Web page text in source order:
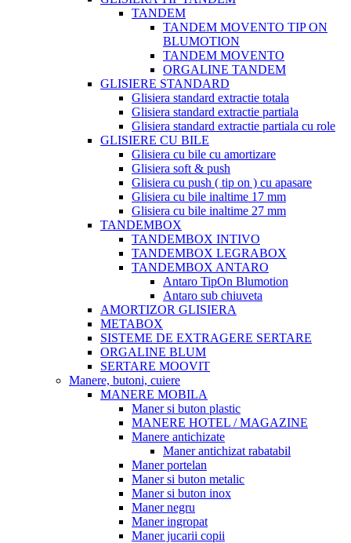
TANDEM
TANDEM MOVENTO TIP ON
BLUMOTION
TANDEM MOVENTO
ORGALINE TANDEM
GLISIERE STANDARD
Glisiera standard extractie totala
Glisiera standard extractie partiala
Glisiera standard extractie partiala cu role
GLISIERE CU BILE
Glisiera cu bile cu amortizare
Glisiera soft & push
Glisiera cu push ( tip on ) cu apasare
Glisiera cu bile inaltime 17 mm
Glisiera cu bile inaltime 27 mm
TANDEMBOX
TANDEMBOX INTIVO
TANDEMBOX LEGRABOX
TANDEMBOX ANTARO
Antaro TipOn Blumotion
Antaro sub chiuveta
AMORTIZOR GLISIERA
METABOX
SISTEME DE EXTRAGERE SERTARE
ORGALINE BLUM
SERTARE MOOVIT
Manere, butoni, cuiere
MANERE MOBILA
Maner si buton plastic
MANERE HOTEL / MAGAZINE
Manere antichizate
Maner antichizat rabatabil
Maner portelan
Maner si buton metalic
Maner si buton inox
Maner negru
Maner ingropat
Maner jucarii copii